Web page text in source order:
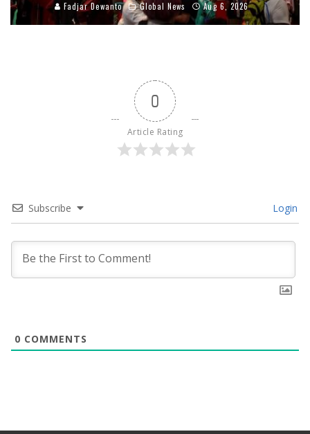
Fadjar Dewanto Global News Aug 6, 2026
0
Article Rating
Subscribe Login
0 COMMENTS